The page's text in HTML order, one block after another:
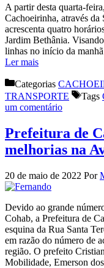
A partir desta quarta-
Cachoeirinha, através da
acrescenta quatro
Jardim Bethânia.
linhas no início da
Ler mais
Categorias
TRANSPORTE
Tags
um comentário
Prefeitura de
melhorias na
20 de maio de 2022 Por
Devido ao grande
Cohab, a Prefeitura de
esquina da Rua Santa
em razão do número de
região. O prefeito
Mobilidade, Emerson